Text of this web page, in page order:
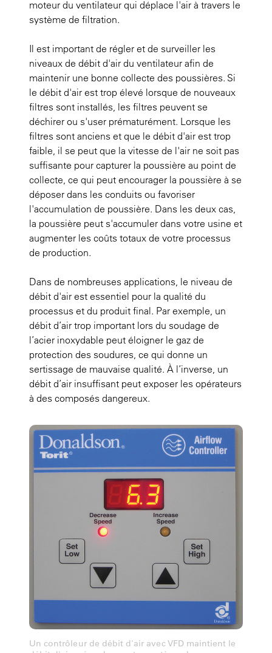
moteur du ventilateur qui déplace l'air à travers le
système de filtration.
Il est important de régler et de surveiller les
niveaux de débit d'air du ventilateur afin de
maintenir une bonne collecte des poussières. Si
le débit d'air est trop élevé lorsque de nouveaux
filtres sont installés, les filtres peuvent se
déchirer ou s'user prématurément. Lorsque les
filtres sont anciens et que le débit d'air est trop
faible, il se peut que la vitesse de l'air ne soit pas
suffisante pour capturer la poussière au point de
collecte, ce qui peut encourager la poussière à se
déposer dans les conduits ou favoriser
l'accumulation de poussière. Dans les deux cas,
la poussière peut s'accumuler dans votre usine et
augmenter les coûts totaux de votre processus
de production.
Dans de nombreuses applications, le niveau de
débit d'air est essentiel pour la qualité du
processus et du produit final. Par exemple, un
débit d’air trop important lors du soudage de
l’acier inoxydable peut éloigner le gaz de
protection des soudures, ce qui donne un
sertissage de mauvaise qualité. À l’inverse, un
débit d’air insuffisant peut exposer les opérateurs
à des composés dangereux.
Un contrôleur de débit d'air avec VFD maintient le